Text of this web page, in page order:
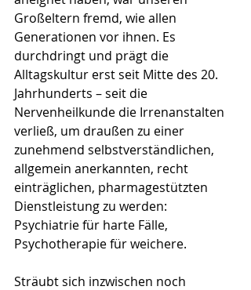
Großeltern fremd, wie allen
Generationen vor ihnen. Es
durchdringt und prägt die
Alltagskultur erst seit Mitte des 20.
Jahrhunderts – seit die
Nervenheilkunde die Irrenanstalten
verließ, um draußen zu einer
zunehmend selbstverständlichen,
allgemein anerkannten, recht
einträglichen, pharmagestützten
Dienstleistung zu werden:
Psychiatrie für harte Fälle,
Psychotherapie für weichere.
Sträubt sich inzwischen noch